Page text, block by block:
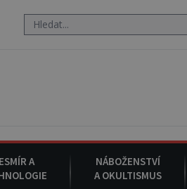
navečeří ve své oblíbené
A
NÁBOŽENSTVÍ
A OKULTISMUS